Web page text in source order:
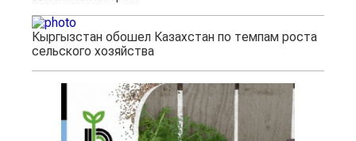
Кыргызстан обошел Казахстан по темпам роста
сельского хозяйства